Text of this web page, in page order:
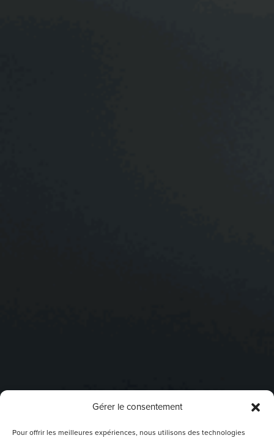
Gérer le consentement
Pour offrir les meilleures expériences, nous utilisons des technologies